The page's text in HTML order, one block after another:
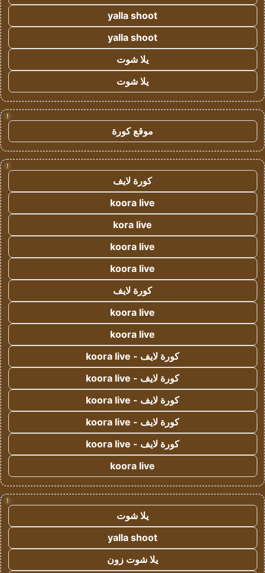
yalla shoot
yalla shoot
يلا شوت
يلا شوت
!
موقع كورة
!
كورة لايف
koora live
kora live
koora live
koora live
كورة لايف
koora live
koora live
كورة لايف - koora live
كورة لايف - koora live
كورة لايف - koora live
كورة لايف - koora live
كورة لايف - koora live
koora live
!
يلا شوت
yalla shoot
يلا شوت زون